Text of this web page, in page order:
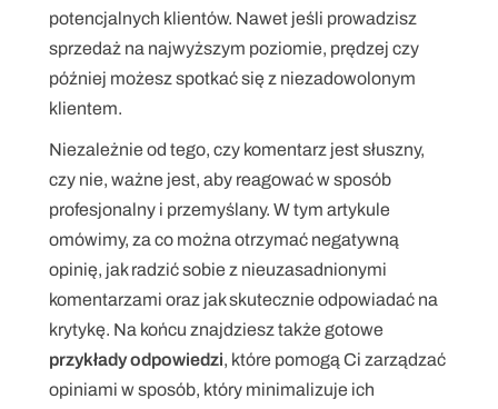
potencjalnych klientów. Nawet jeśli prowadzisz
sprzedaż na najwyższym poziomie, prędzej czy
później możesz spotkać się z niezadowolonym
klientem.
Niezależnie od tego, czy komentarz jest słuszny,
czy nie, ważne jest, aby reagować w sposób
profesjonalny i przemyślany. W tym artykule
omówimy, za co można otrzymać negatywną
opinię, jak radzić sobie z nieuzasadnionymi
komentarzami oraz jak skutecznie odpowiadać na
przykłady odpowiedzi, które pomogą Ci zarządzać
opiniami w sposób, który minimalizuje ich